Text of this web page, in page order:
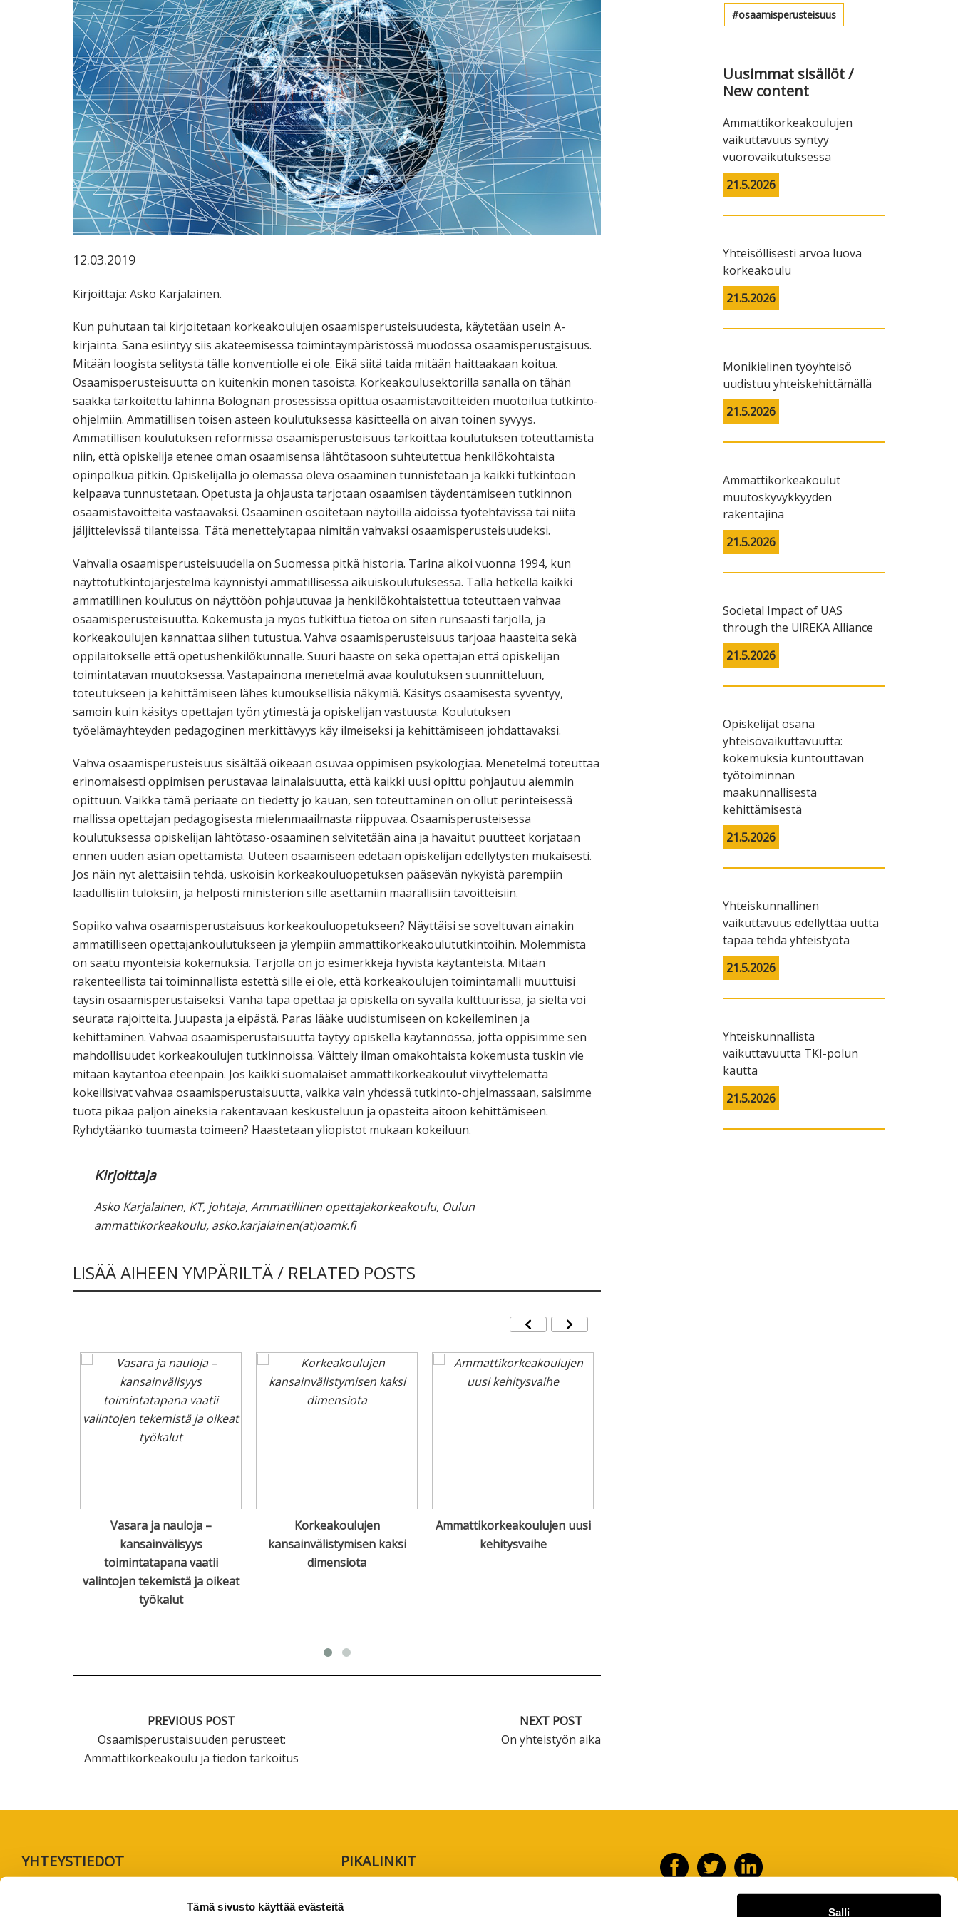
Tämä sivusto käyttää evästeitä Salli
ammattikorkeakoulutusta
koskevasta
tutkimuksesta
kaikille
kiinnostuneille.
12.03.2019
Kirjoittaja: Asko Karjalainen.
Kun puhutaan tai kirjoitetaan korkeakoulujen osaamisperusteisuudesta, käytetään usein A-
kirjainta. Sana esiintyy siis akateemisessa toimintaympäristössä muodossa osaamisperustaisuus.
Mitään loogista selitystä tälle konventiolle ei ole. Eikä siitä taida mitään haittaakaan koitua.
Osaamisperusteisuutta on kuitenkin monen tasoista. Korkeakoulusektorilla sanalla on tähän
saakka tarkoitettu lähinnä Bolognan prosessissa opittua osaamistavoitteiden muotoilua tutkinto-
ohjelmiin. Ammatillisen toisen asteen koulutuksessa käsitteellä on aivan toinen syvyys.
Ammatillisen koulutuksen reformissa osaamisperusteisuus tarkoittaa koulutuksen toteuttamista
niin, että opiskelija etenee oman osaamisensa lähtötasoon suhteutettua henkilökohtaista
opinpolkua pitkin. Opiskelijalla jo olemassa oleva osaaminen tunnistetaan ja kaikki tutkintoon
kelpaava tunnustetaan. Opetusta ja ohjausta tarjotaan osaamisen täydentämiseen tutkinnon
osaamistavoitteita vastaavaksi. Osaaminen osoitetaan näytöillä aidoissa työtehtävissä tai niitä
jäljittelevissä tilanteissa. Tätä menettelytapaa nimitän vahvaksi osaamisperusteisuudeksi.
Vahvalla osaamisperusteisuudella on Suomessa pitkä historia. Tarina alkoi vuonna 1994, kun
näyttötutkintojärjestelmä käynnistyi ammatillisessa aikuiskoulutuksessa. Tällä hetkellä kaikki
ammatillinen koulutus on näyttöön pohjautuvaa ja henkilökohtaistettua toteuttaen vahvaa
osaamisperusteisuutta. Kokemusta ja myös tutkittua tietoa on siten runsaasti tarjolla, ja
korkeakoulujen kannattaa siihen tutustua. Vahva osaamisperusteisuus tarjoaa haasteita sekä
oppilaitokselle että opetushenkilökunnalle. Suuri haaste on sekä opettajan että opiskelijan
toimintatavan muutoksessa. Vastapainona menetelmä avaa koulutuksen suunnitteluun,
toteutukseen ja kehittämiseen lähes kumouksellisia näkymiä. Käsitys osaamisesta syventyy,
samoin kuin käsitys opettajan työn ytimestä ja opiskelijan vastuusta. Koulutuksen
työelämäyhteyden pedagoginen merkittävyys käy ilmeiseksi ja kehittämiseen johdattavaksi.
Vahva osaamisperusteisuus sisältää oikeaan osuvaa oppimisen psykologiaa. Menetelmä toteuttaa
erinomaisesti oppimisen perustavaa lainalaisuutta, että kaikki uusi opittu pohjautuu aiemmin
opittuun. Vaikka tämä periaate on tiedetty jo kauan, sen toteuttaminen on ollut perinteisessä
mallissa opettajan pedagogisesta mielenmaailmasta riippuvaa. Osaamisperusteisessa
koulutuksessa opiskelijan lähtötaso-osaaminen selvitetään aina ja havaitut puutteet korjataan
ennen uuden asian opettamista. Uuteen osaamiseen edetään opiskelijan edellytysten mukaisesti.
Jos näin nyt alettaisiin tehdä, uskoisin korkeakouluopetuksen pääsevän nykyistä parempiin
laadullisiin tuloksiin, ja helposti ministeriön sille asettamiin määrällisiin tavoitteisiin.
Sopiiko vahva osaamisperustaisuus korkeakouluopetukseen? Näyttäisi se soveltuvan ainakin
ammatilliseen opettajankoulutukseen ja ylempiin ammattikorkeakoulututkintoihin. Molemmista
on saatu myönteisiä kokemuksia. Tarjolla on jo esimerkkejä hyvistä käytänteistä. Mitään
rakenteellista tai toiminnallista estettä sille ei ole, että korkeakoulujen toimintamalli muuttuisi
täysin osaamisperustaiseksi. Vanha tapa opettaa ja opiskella on syvällä kulttuurissa, ja sieltä voi
seurata rajoitteita. Juupasta ja eipästä. Paras lääke uudistumiseen on kokeileminen ja
kehittäminen. Vahvaa osaamisperustaisuutta täytyy opiskella käytännössä, jotta oppisimme sen
mahdollisuudet korkeakoulujen tutkinnoissa. Väittely ilman omakohtaista kokemusta tuskin vie
mitään käytäntöä eteenpäin. Jos kaikki suomalaiset ammattikorkeakoulut viivyttelemättä
kokeilisivat vahvaa osaamisperustaisuutta, vaikka vain yhdessä tutkinto-ohjelmassaan, saisimme
tuota pikaa paljon aineksia rakentavaan keskusteluun ja opasteita aitoon kehittämiseen.
Ryhdytäänkö tuumasta toimeen? Haastetaan yliopistot mukaan kokeiluun.
Kirjoittaja
Asko Karjalainen, KT, johtaja, Ammatillinen opettajakorkeakoulu, Oulun
ammattikorkeakoulu, asko.karjalainen(at)oamk.fi
LISÄÄ AIHEEN YMPÄRILTÄ / RELATED POSTS
Vasara ja nauloja –
kansainvälisyys
toimintatapana vaatii
valintojen tekemistä ja oikeat
työkalut
Korkeakoulujen
kansainvälistymisen kaksi
dimensiota
Ammattikorkeakoulujen uusi
kehitysvaihe
PREVIOUS POST
Osaamisperustaisuuden perusteet:
Ammattikorkeakoulu ja tiedon tarkoitus
NEXT POST
On yhteistyön aika
osaamisperusteisuus
Uusimmat sisällöt /
New content
Ammattikorkeakoulujen
vaikuttavuus syntyy
vuorovaikutuksessa
21.5.2026
Yhteisöllisesti arvoa luova
korkeakoulu
21.5.2026
Monikielinen työyhteisö
uudistuu yhteiskehittämällä
21.5.2026
Ammattikorkeakoulut
muutoskyvykkyyden
rakentajina
21.5.2026
Societal Impact of UAS
through the U!REKA Alliance
21.5.2026
Opiskelijat osana
yhteisövaikuttavuutta:
kokemuksia kuntouttavan
työtoiminnan
maakunnallisesta
kehittämisestä
21.5.2026
Yhteiskunnallinen
vaikuttavuus edellyttää uutta
tapaa tehdä yhteistyötä
21.5.2026
Yhteiskunnallista
vaikuttavuutta TKI-polun
kautta
21.5.2026
Footer
YHTEYSTIEDOT PIKALINKIT